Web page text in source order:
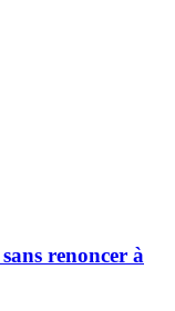
renoncer à